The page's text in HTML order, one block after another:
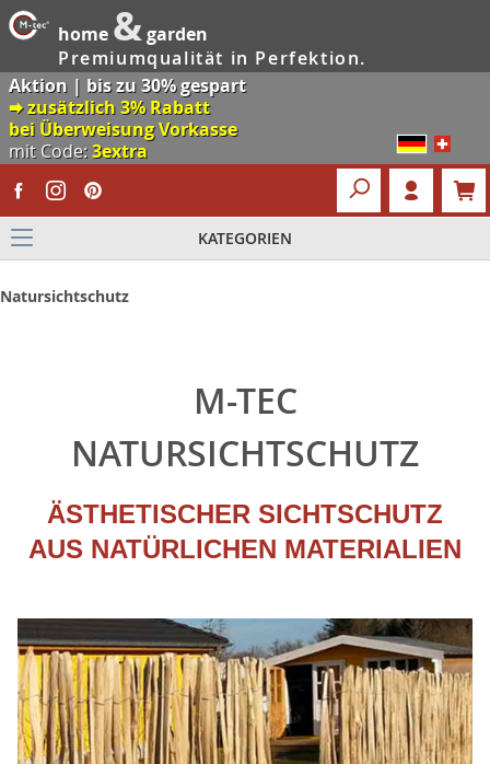
home &garden
Premiumqualität in Perfektion.
Aktion | bis zu 30% gespart
🠮 zusätzlich 3% Rabatt
bei Überweisung Vorkasse
mit Code:3extra
KATEGORIEN
Natursichtschutz
M-TEC
NATURSICHTSCHUTZ
ÄSTHETISCHER SICHTSCHUTZ
AUS NATÜRLICHEN MATERIALIEN